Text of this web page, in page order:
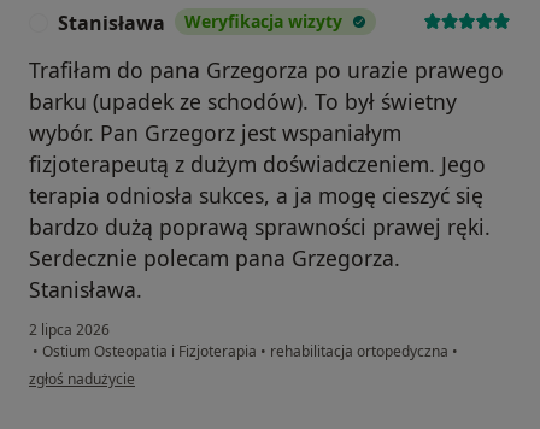
Stanisława Weryfikacja wizyty
Trafiłam do pana Grzegorza po urazie prawego
barku (upadek ze schodów). To był świetny
wybór. Pan Grzegorz jest wspaniałym
fizjoterapeutą z dużym doświadczeniem. Jego
terapia odniosła sukces, a ja mogę cieszyć się
bardzo dużą poprawą sprawności prawej ręki.
Serdecznie polecam pana Grzegorza.
Stanisława.
2 lipca 2026
• Ostium Osteopatia i Fizjoterapia • rehabilitacja ortopedyczna •
w opinii użytkownika Stanisława
zgłoś nadużycie